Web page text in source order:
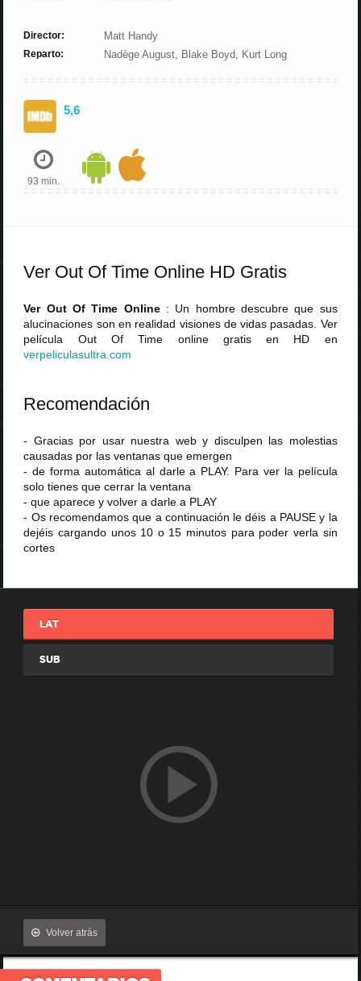
Director: Matt Handy
Reparto: Nadège August, Blake Boyd, Kurt Long
5,6
93 min.
Ver Out Of Time Online HD Gratis
Ver Out Of Time Online : Un hombre descubre que sus
alucinaciones son en realidad visiones de vidas pasadas. Ver
película Out Of Time online gratis en HD en
verpeliculasultra .com
Recomendación
- Gracias por usar nuestra web y disculpen las molestias
causadas por las ventanas que emergen
- de forma automática al darle a PLAY. Para ver la película
solo tienes que cerrar la ventana
- que aparece y volver a darle a PLAY
- Os recomendamos que a continuación le déis a PAUSE y la
dejéis cargando unos 10 o 15 minutos para poder verla sin
cortes
LAT
SUB
Volver atrás